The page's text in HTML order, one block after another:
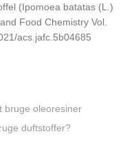
(Ipomoea batatas (L.)
Food Chemistry Vol.
acs.jafc.5b04685
bruge oleoresiner
duftstoffer?